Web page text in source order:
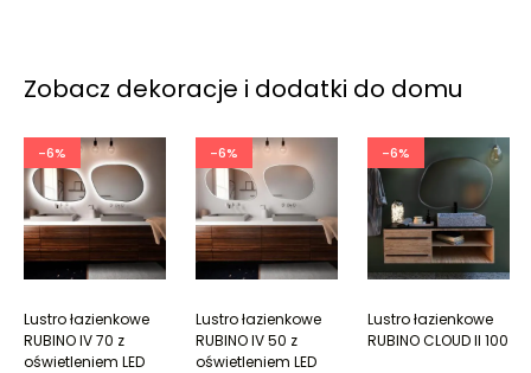
Zobacz dekoracje i dodatki do domu
-6%
Lustro łazienkowe
RUBINO IV 70 z
oświetleniem LED
-6%
Lustro łazienkowe
RUBINO IV 50 z
oświetleniem LED
-6%
Lustro łazienkowe
RUBINO CLOUD II 100